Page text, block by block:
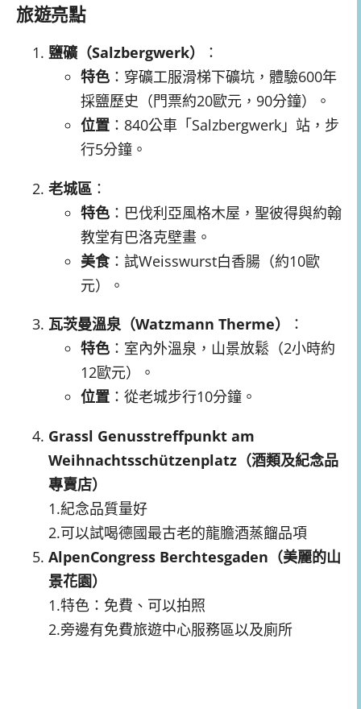
旅遊亮點
鹽礦（Salzbergwerk）
：
特色 ：穿礦工服滑梯下礦坑，體驗600年
採鹽歷史（門票約20歐元，90分鐘）。
位置 ：840公車「Salzbergwerk」站，步
行5分鐘。
老城區 ：
特色 ：巴伐利亞風格木屋，聖彼得與約翰
教堂有巴洛克壁畫。
美食：試Weisswurst白香腸（約10歐
元）。
瓦茨曼溫泉（Watzmann Therme）
：
特色 ：室內外溫泉，山景放鬆（2小時約
12歐元）。
位置 ：從老城步行10分鐘。
Grassl Genusstreffpunkt am
Weihnachtsschützenplatz（酒類及紀念品
專賣店）
1.紀念品質量好
2.可以試喝德國最古老的龍膽酒蒸餾品項
AlpenCongress Berchtesgaden（美麗的山
景花園）
1.特色：免費、可以拍照
2.旁邊有免費旅遊中心服務區以及廁所